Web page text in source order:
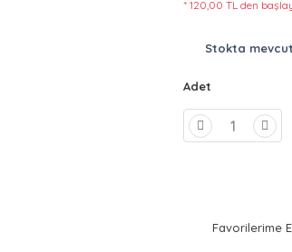
* 120,00 TL den
Stokta mevcut
Adet